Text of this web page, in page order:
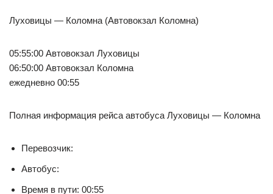
Луховицы — Коломна (Автовокзал Коломна)
05:55:00 Автовокзал Луховицы
06:50:00 Автовокзал Коломна
ежедневно 00:55
Полная информация рейса автобуса Луховицы — Коломна
Перевозчик:
Автобус:
Время в пути: 00:55